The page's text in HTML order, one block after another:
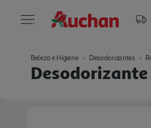
Beleza e Higiene Desodorizantes